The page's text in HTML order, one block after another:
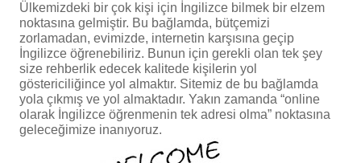
Ülkemizdeki bir çok kişi için İngilizce bilmek bir elzem
noktasına gelmiştir. Bu bağlamda, bütçemizi
zorlamadan, evimizde, internetin karşısına geçip
İngilizce öğrenebiliriz. Bunun için gerekli olan tek şey
size rehberlik edecek kalitede kişilerin yol
göstericiliğince yol almaktır. Sitemiz de bu bağlamda
yola çıkmış ve yol almaktadır. Yakın zamanda “online
olarak İngilizce öğrenmenin tek adresi olma” noktasına
geleceğimize inanıyoruz.